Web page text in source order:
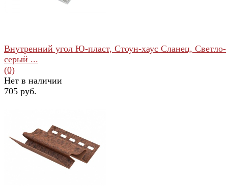
избранное сравнить
Внутренний угол Ю-пласт, Стоун-хаус Сланец, Светло-
серый ...
(0)
Нет в наличии
705 руб.